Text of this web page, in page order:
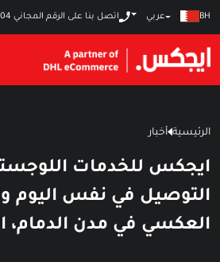
BH عربي اتصل بنا على الرقم المجاني80010004
الرئيسية أخبار
ايجكس للخدمات
التوصيل في نفس اليوم
العكسي في مدن الدمام،